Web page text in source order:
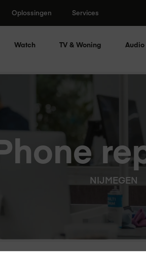
Oplossingen Services
Watch TV & Woning Audio
NIJMEGEN